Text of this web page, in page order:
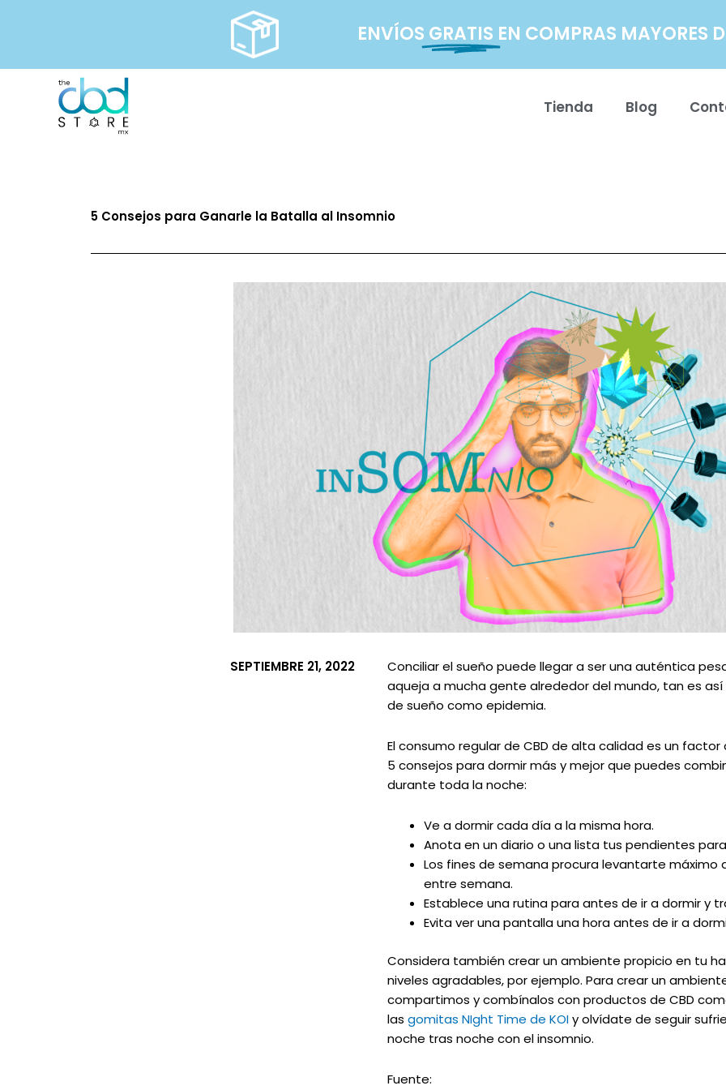
ENVÍOS GRATIS EN COMPRAS MAYORES
Tienda Blog
5 Consejos para Ganarle la Batalla al Insomnio
SEPTIEMBRE 21, 2022
Conciliar el sueño puede llegar a ser una auténtica
aqueja a mucha gente alrededor del mundo, tan es
de sueño como epidemia.
El consumo regular de CBD de alta calidad es un
5 consejos para dormir más y mejor que puedes
durante toda la noche:
Ve a dormir cada día a la misma hora.
Anota en un diario o una lista tus pendientes
Los fines de semana procura levantarte
entre semana.
Establece una rutina para antes de ir a dormir y
Evita ver una pantalla una hora antes de ir a
Considera también crear un ambiente propicio en tu
niveles agradables, por ejemplo. Para crear un
compartimos y combínalos con productos de CBD
las gomitas NIght Time de KOIy olvídate de seguir
noche tras noche con el insomnio.
Fuente: